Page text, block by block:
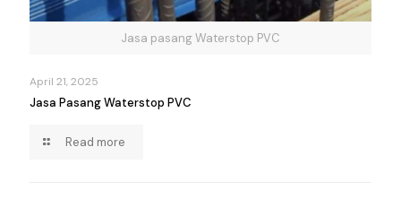
Jasa pasang Waterstop PVC
April 21, 2025
Jasa Pasang Waterstop PVC
Read more